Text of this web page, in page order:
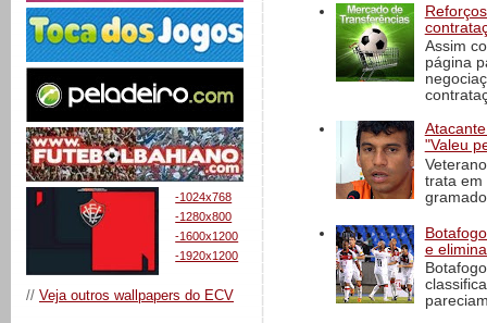
-1024x768
-1280x800
-1600x1200
-1920x1200
// Veja outros wallpapers do ECV
Assim
página
"Valeu
trata em
e